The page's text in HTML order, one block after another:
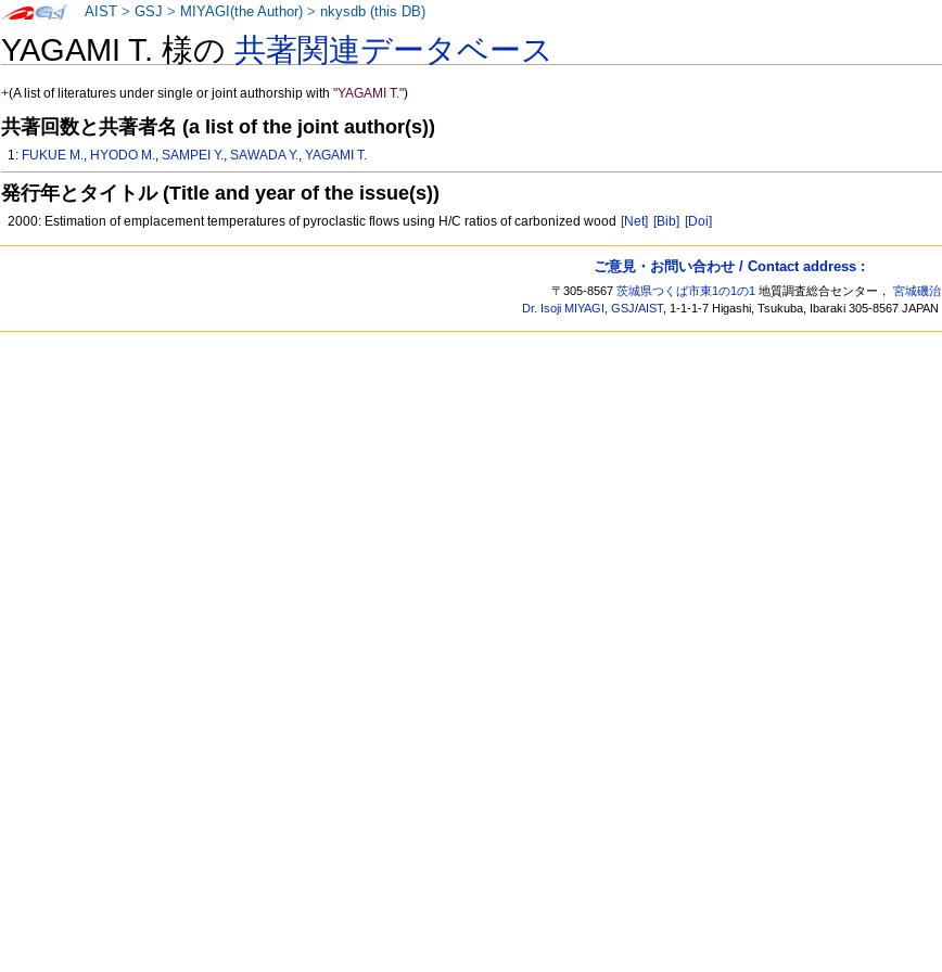
YAGAMI T. 様の共著関連データベース
+(A list of literatures under single or joint authorship with"YAGAMI T.")
共著回数と共著者名 (a list of the joint author(s))
1: FUKUE M., HYODO M.,SAMPEI Y.,SAWADA Y.,YAGAMI T.
発行年とタイトル (Title and year of the issue(s))
2000: Estimation of emplacement temperatures of pyroclastic flows using H/C ratios of carbonized wood [Net] [Bib] [Doi]
AIST >GSJ > MIYAGI(the Author) >nkysdb (this DB)
ご意見・お問い合わせ / Contact address :
〒305-8567茨城県つくば市東1の1の1 地質調査総合センター，宮城磯治
Dr. Isoji MIYAGI ,GSJ/AIST, 1-1-1-7 Higashi, Tsukuba, Ibaraki 305-8567 JAPAN